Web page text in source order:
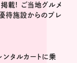
載! ご当地グルメ
待施設からのプレ
タルカートに乗